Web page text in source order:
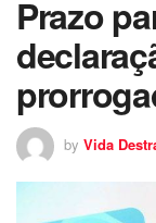
Prazo
by Vida